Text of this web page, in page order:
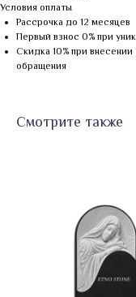
Условия оплаты
Рассрочка до 12 месяцев
Первый взнос 0% при
Скидка 10% при
обращения
Смотрите также